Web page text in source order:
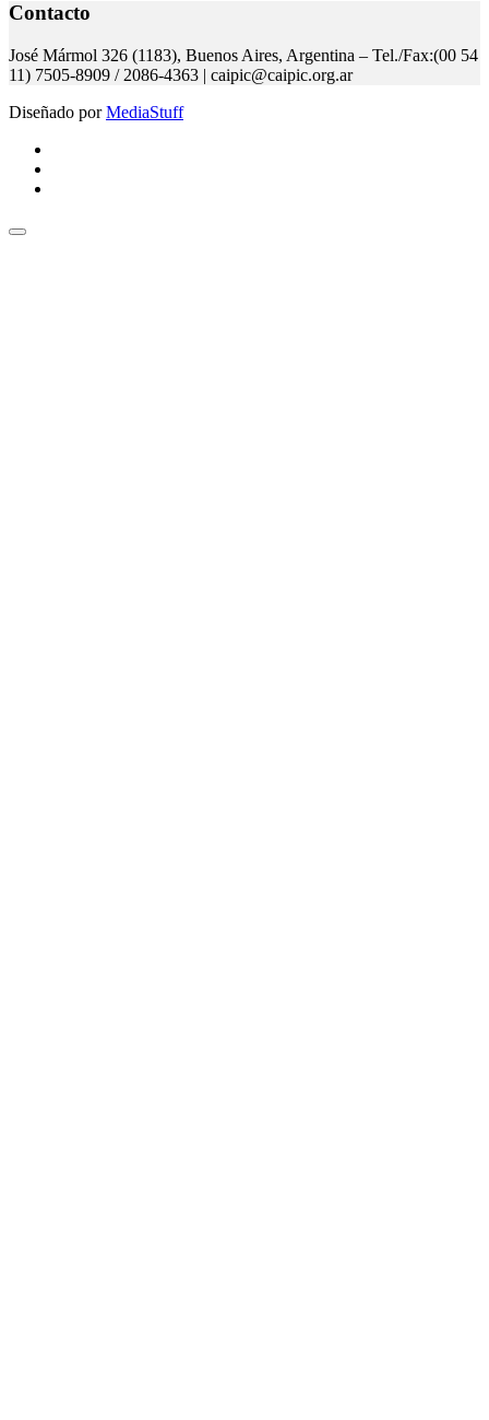
Contacto
José Mármol 326 (1183), Buenos Aires, Argentina – Tel./Fax:(00 54
11) 7505-8909 / 2086-4363 | caipic@caipic.org.ar
Diseñado porMediaStuff